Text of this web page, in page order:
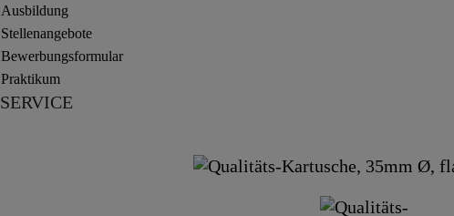
Ausbildung
Stellenangebote
Bewerbungsformular
Praktikum
SERVICE